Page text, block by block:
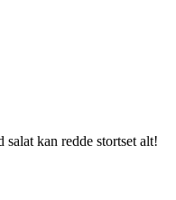
salat kan redde stortset alt!